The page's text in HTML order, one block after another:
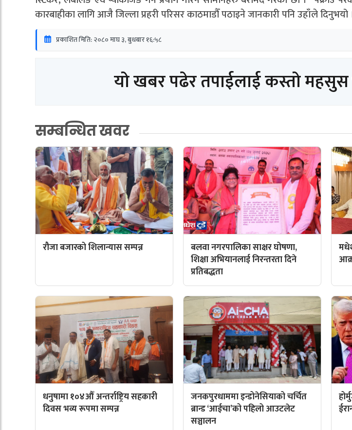
कारबाहीका लागि आजै जिल्ला प्रहरी परिसर काठमाडौँ पठाइने जानकारी पनि उहाँले दिनुभयो
प्रकाशित मिति: २०८० माघ ३, बुधबार १६:५८
यो खबर पढेर तपाईलाई कस्तो महसुस
सम्बन्धित खवर
रौजा बजारको शिलान्यास सम्पन्न
बलवा नगरपालिका साक्षर घोषणा,
शिक्षा अभियानलाई निरन्तरता दिने
प्रतिबद्धता
धनुषामा १०४औँ अन्तर्राष्ट्रिय सहकारी
दिवस भव्य रूपमा सम्पन्न
जनकपुरधाममा इन्डोनेसियाको चर्चित
ब्रान्ड ‘आईचा’को पहिलो आउटलेट
सञ्चालन